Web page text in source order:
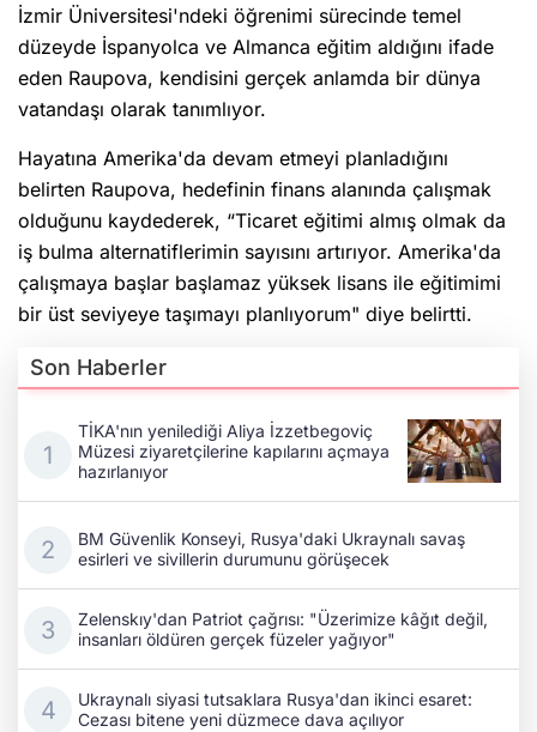
İzmir Üniversitesi'ndeki öğrenimi sürecinde temel
düzeyde İspanyolca ve Almanca eğitim aldığını ifade
eden Raupova, kendisini gerçek anlamda bir dünya
vatandaşı olarak tanımlıyor.
Hayatına Amerika'da devam etmeyi planladığını
belirten Raupova, hedefinin finans alanında çalışmak
olduğunu kaydederek, “Ticaret eğitimi almış olmak da
iş bulma alternatiflerimin sayısını artırıyor. Amerika'da
çalışmaya başlar başlamaz yüksek lisans ile eğitimimi
bir üst seviyeye taşımayı planlıyorum" diye belirtti.
Son Haberler
TİKA'nın yenilediği Aliya İzzetbegoviç
Müzesi ziyaretçilerine kapılarını açmaya
hazırlanıyor
BM Güvenlik Konseyi, Rusya'daki Ukraynalı savaş
esirleri ve sivillerin durumunu görüşecek
Zelenskıy'dan Patriot çağrısı: "Üzerimize kâğıt değil,
insanları öldüren gerçek füzeler yağıyor"
Ukraynalı siyasi tutsaklara Rusya'dan ikinci esaret:
Cezası bitene yeni düzmece dava açılıyor